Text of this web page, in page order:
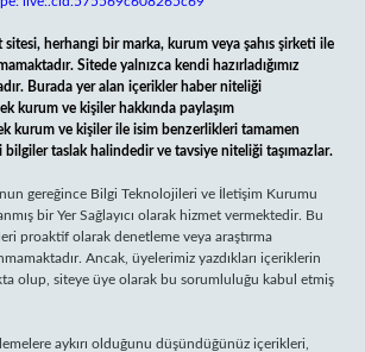
sitesi, herhangi bir marka, kurum veya şahıs şirketi ile
Sitede yalnızca kendi hazırladığımız
Burada yer alan içerikler haber niteliği
kurum ve kişiler hakkında paylaşım
kurum ve kişiler ile isim benzerlikleri tamamen
taslak halindedir ve tavsiye niteliği taşımazlar.
gereğince Bilgi Teknolojileri ve İletişim Kurumu
bir Yer Sağlayıcı olarak hizmet vermektedir. Bu
proaktif olarak denetleme veya araştırma
Ancak, üyelerimiz yazdıkları içeriklerin
olup, siteye üye olarak bu sorumluluğu kabul etmiş
aykırı olduğunu düşündüğünüz içerikleri,